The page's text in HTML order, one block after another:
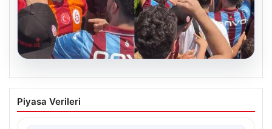
Mohamed Salah’ı karşılamaya gelen
Galatasaraylı taraftarı pişman ettiler!
Piyasa Verileri